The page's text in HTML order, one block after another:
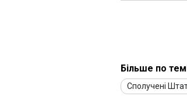
Більше по
Сполучені